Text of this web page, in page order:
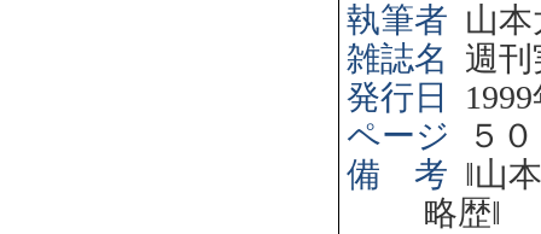
執筆者 山
雑誌名
週刊
発行日
1999
ページ
５
備 考 ‖山
略歴‖